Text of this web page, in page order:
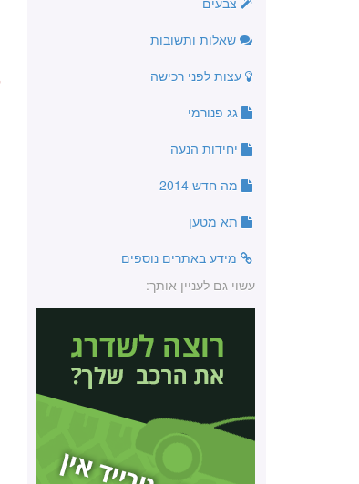
שאלות ותשובות
עצות לפני רכישה
גג פנורמי
יחידות הנעה
מה חדש 2014
תא מטען
מידע באתרים נוספים
עשוי גם לעניין אותך: